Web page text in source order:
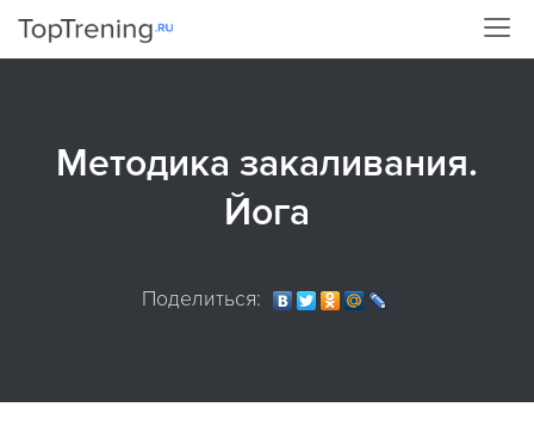
Методика закаливания.
Йога
Поделиться: